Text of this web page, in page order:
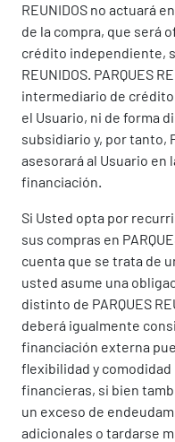
REUNIDOS no actuará
de la compra, que será
crédito independiente,
REUNIDOS. PARQUES
intermediario de
el Usuario, ni de forma
subsidiario y, por tanto,
asesorará al Usuario en
financiación.
Si Usted opta por
sus compras en
cuenta que se trata de
usted asume una
distinto de PARQUES
deberá igualmente
financiación externa
flexibilidad y
financieras, si bien
un exceso de
adicionales o tardarse